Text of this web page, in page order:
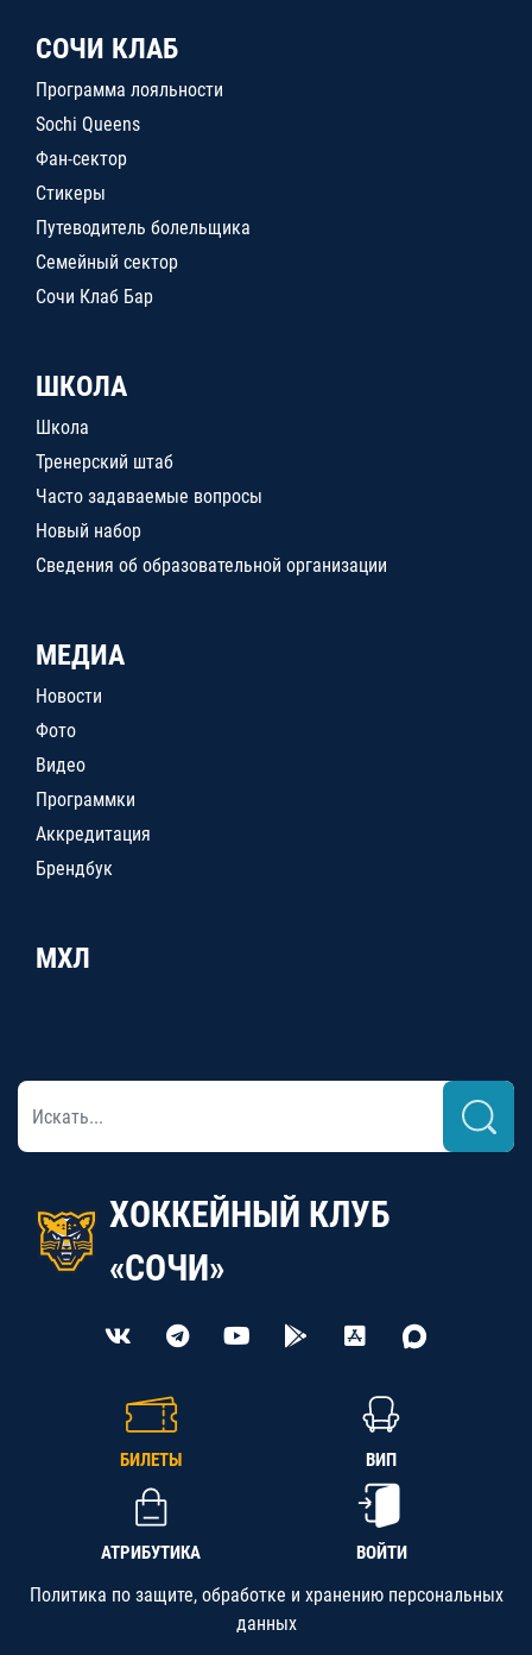
СОЧИ КЛАБ
Программа лояльности
Sochi Queens
Фан-сектор
Стикеры
Путеводитель болельщика
Семейный сектор
Сочи Клаб Бар
ШКОЛА
Школа
Тренерский штаб
Часто задаваемые вопросы
Новый набор
Сведения об образовательной организации
МЕДИА
Новости
Фото
Видео
Программки
Аккредитация
Брендбук
МХЛ
ХОККЕЙНЫЙ КЛУБ
«СОЧИ»
БИЛЕТЫ ВИП
АТРИБУТИКА ВОЙТИ
Политика по защите, обработке и хранению персональных
данных